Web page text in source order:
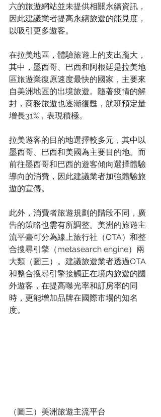
六的旅遊網站並未提供相關永續資訊，
因此建議業者提高永續旅遊的能見度，
以吸引更多遊客。
在拉美地區，體驗旅遊上的支出龐大，
其中，墨西哥、巴西和阿根廷是拉美地
區旅遊業復原速度最快的國家，主要來
自美洲地區的出境旅遊。隨著疫情的解
封，商務旅遊也逐漸復甦，航班預定量
增長31%，表現積極。
拉美遊客的目的地選擇較多元，其中以
墨西哥、巴西和美國為主要目的地。而
前往墨西哥和巴西的遊客傾向選擇體驗
導向的消費，因此建議業者加強體驗旅
遊的宣傳。
此外，消費者旅遊規劃的階段不同，廣
告的策略也需有所調整。美洲的旅遊主
流平臺可分為線上旅行社（OTA）和整
合搜尋引擎（metasearch engine）兩
大類（圖三）。建議旅遊業者透過OTA
和整合搜尋引擎接觸正在境內旅遊的國
外遊客，在提高曝光率和訂房率的同
時，更能增加品牌在國際市場的知名
度。
（圖三）美洲旅遊主流平台